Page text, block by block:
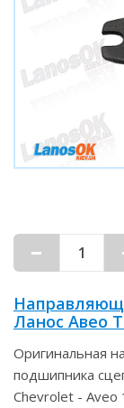
Ланос Авео
Оригинальная
подшипника
Chevrolet - Aveo